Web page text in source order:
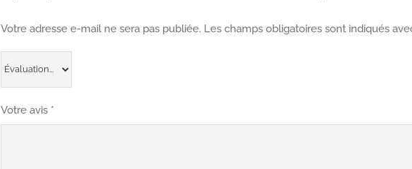
Votre adresse e-mail ne sera pas publiée. Les champs obligatoires sont indiqués
Votre avis *